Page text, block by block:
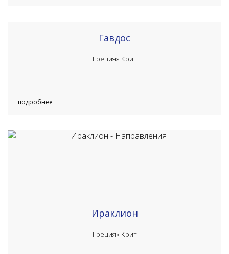
Гавдос
Греция»Крит
подробнее
Ираклион
Греция»Крит